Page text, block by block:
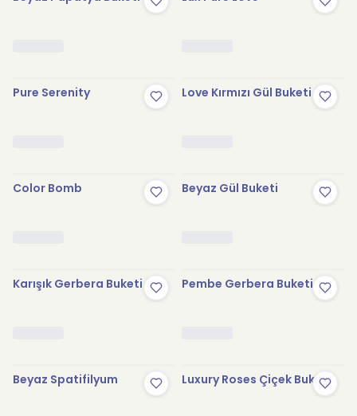
Pure Serenity Love Kırmızı Gül Buketi
Color Bomb Beyaz Gül Buketi
Karışık Gerbera Buketi Pembe Gerbera Buketi
Beyaz Spatifilyum Luxury Roses Çiçek Buketi